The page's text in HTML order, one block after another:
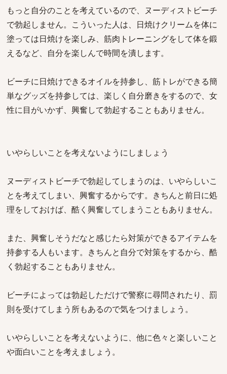
もっと自分のことを考えているので、ヌーディストビーチ
で勃起しません。こういった人は、日焼けクリームを体に
塗っては日焼けを楽しみ、筋肉トレーニングをして体を鍛
えるなど、自分を楽しんで時間を潰します。
ビーチに日焼けできるオイルを持参し、筋トレができる簡
単なグッズを持参しては、楽しく自分磨きをするので、女
性に目がいかず、興奮して勃起することもありません。
いやらしいことを考えないようにしましょう
ヌーディストビーチで勃起してしまうのは、いやらしいこ
とを考えてしまい、興奮するからです。きちんと前日に処
理をしておけば、酷く興奮してしまうこともありません。
また、興奮しそうだなと感じたら対策ができるアイテムを
持参する人もいます。きちんと自分で対策をするから、酷
く勃起することもありません。
ビーチによっては勃起しただけで警察に尋問されたり、罰
則を受けてしまう所もあるので気をつけましょう。
いやらしいことを考えないように、他に色々と楽しいこと
や面白いことを考えましょう。